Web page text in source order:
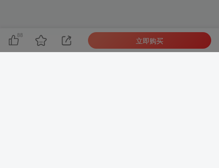
88
立即购买